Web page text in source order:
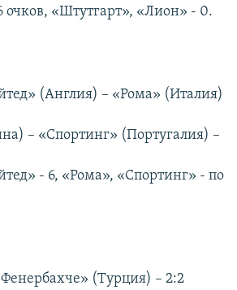
очков, «Штутгарт», «Лион» - 0.
(Англия) – «Рома» (Италия)
– «Спортинг» (Португалия) –
- 6, «Рома», «Спортинг» - по
(Турция) – 2:2